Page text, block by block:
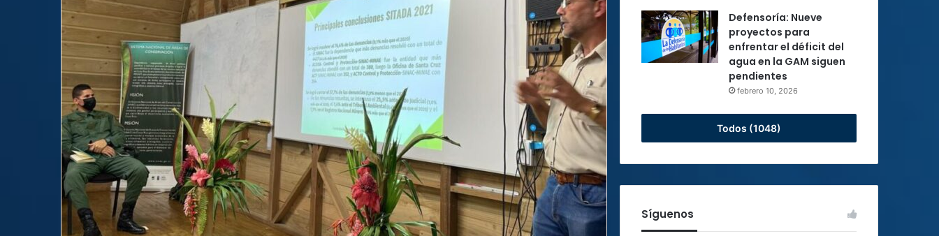
Defensoría: Nueve
proyectos para
enfrentar el déficit del
agua en la GAM siguen
pendientes
febrero 10, 2026
Todos (1048)
Síguenos